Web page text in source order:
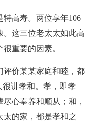
高寿。两位享年106
。这三位老太太如此高
重要的因素。
评价某某家庭和睦，都
很讲孝和。孝，即孝
心奉养和顺从；和，
太的家，都是孝和之